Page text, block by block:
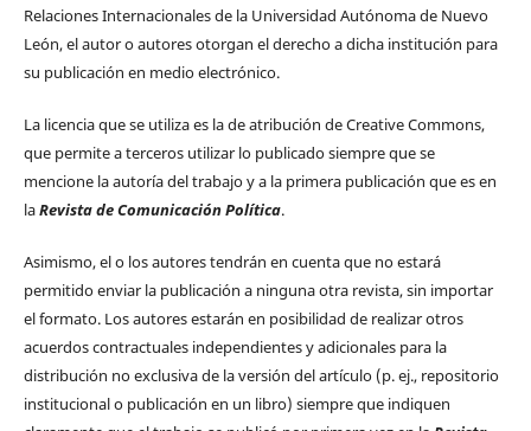
Relaciones Internacionales de la Universidad Autónoma de Nuevo
León, el autor o autores otorgan el derecho a dicha institución para
su publicación en medio electrónico.
La licencia que se utiliza es la de atribución de Creative Commons,
que permite a terceros utilizar lo publicado siempre que se
mencione la autoría del trabajo y a la primera publicación que es en
laRevista de Comunicación Política.
Asimismo, el o los autores tendrán en cuenta que no estará
permitido enviar la publicación a ninguna otra revista, sin importar
el formato. Los autores estarán en posibilidad de realizar otros
acuerdos contractuales independientes y adicionales para la
distribución no exclusiva de la versión del artículo (p. ej., repositorio
institucional o publicación en un libro) siempre que indiquen